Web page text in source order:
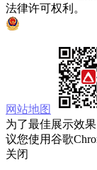
法律许可权利。
网站地图
为了最佳展示效
议您使用谷歌
关闭